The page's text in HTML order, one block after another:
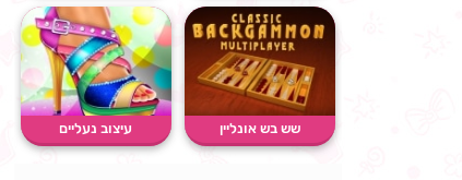
שש בש אונליין עיצוב נעליים